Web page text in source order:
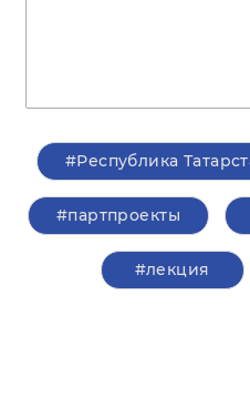
#Республика
#партпроекты
#лекция